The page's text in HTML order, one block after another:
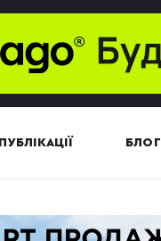
ПУБЛІКАЦІЇ